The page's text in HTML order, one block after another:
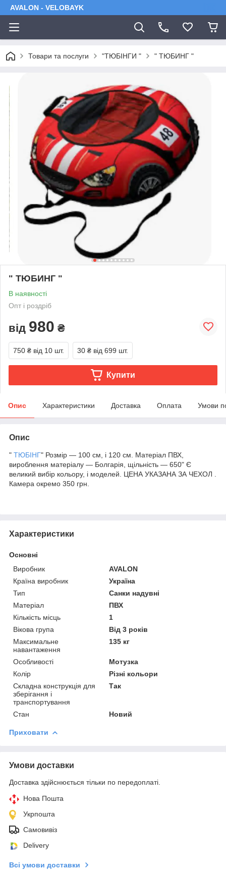
AVALON - VELOBAYK
Товари та послуги "ТЮБІНГИ " " ТЮБИНГ "
" ТЮБИНГ "
В наявності
Опт і роздріб
від 980 ₴
750 ₴ від 10 шт. 30 ₴ від 699 шт.
Купити
Опис Характеристики Доставка Оплата Умови
Опис
" ТЮБІНГ" Розмір — 100 см, і 120 см. Матеріал ПВХ,
вироблення матеріалу — Болгарія, щільність — 650" Є
великий вибір кольору, і моделей. ЦЕНА УКАЗАНА ЗА ЧЕХОЛ .
Камера окремо 350 грн.
Характеристики
Основні
Виробник
AVALON
Країна виробник
Україна
Тип
Санки надувні
Матеріал
ПВХ
Кількість місць
1
Вікова група
Від 3 років
Максимальне
навантаження
135 кг
Особливості
Мотузка
Колір
Різні кольори
Складна конструкція для
зберігання і
транспортування
Так
Стан Новий
Приховати
Умови доставки
Доставка здійснюється тільки по передоплаті.
Нова Пошта
Укрпошта
Самовивіз
Delivery
Всі умови доставки